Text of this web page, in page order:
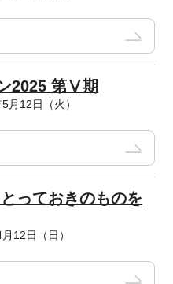
2025 第Ⅴ期
月12日（火）
っておきのものを
12日（日）